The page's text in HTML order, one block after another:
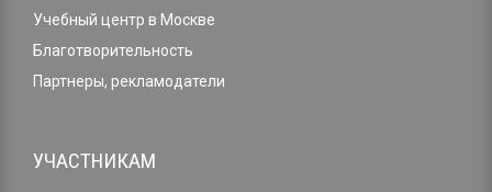
Учебный центр в Москве
Благотворительность
Партнеры, рекламодатели
УЧАСТНИКАМ